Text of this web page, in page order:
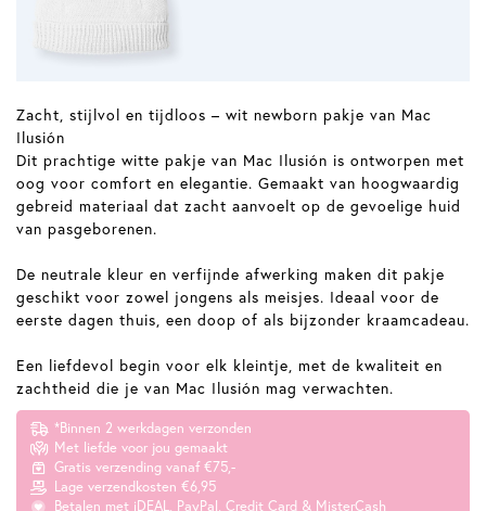
Zacht, stijlvol en tijdloos – wit newborn pakje van Mac
Ilusión
Dit prachtige witte pakje van Mac Ilusión is ontworpen met
oog voor comfort en elegantie. Gemaakt van hoogwaardig
gebreid materiaal dat zacht aanvoelt op de gevoelige huid
van pasgeborenen.
De neutrale kleur en verfijnde afwerking maken dit pakje
geschikt voor zowel jongens als meisjes. Ideaal voor de
eerste dagen thuis, een doop of als bijzonder kraamcadeau.
Een liefdevol begin voor elk kleintje, met de kwaliteit en
zachtheid die je van Mac Ilusión mag verwachten.
*Binnen 2 werkdagen verzonden
Met liefde voor jou gemaakt
Gratis verzending vanaf €75,-
Lage verzendkosten €6,95
Betalen met iDEAL, PayPal, Credit Card & MisterCash